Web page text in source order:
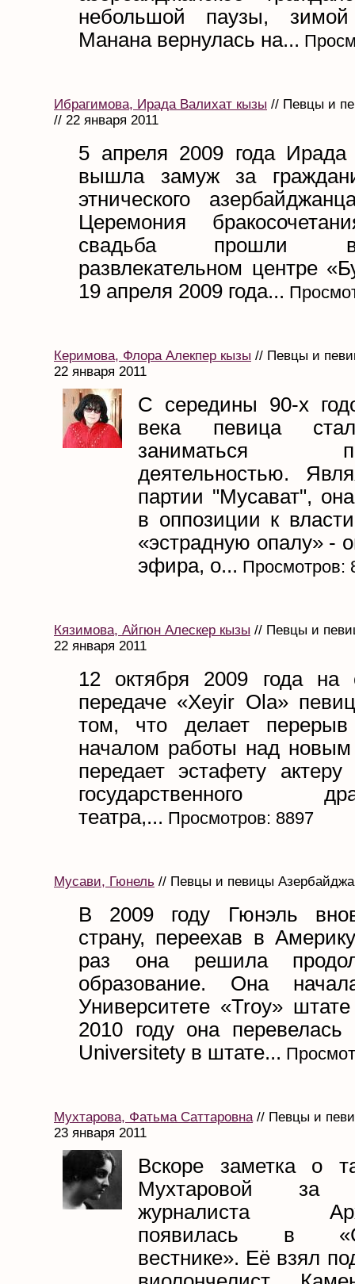
небольшой паузы,
Манана вернулась на...
Ибрагимова, Ирада Валихат кызы // Певцы и
// 22 января 2011
5 апреля 2009 года Ирада
вышла замуж за
этнического
Церемония
свадьба прошли
развлекательном центре
19 апреля 2009 года...
Керимова, Флора Алекпер кызы // Певцы и
22 января 2011
С середины 90-х
века певица
заниматься
деятельностью.
партии "Мусават",
в оппозиции к
«эстрадную опалу» -
эфира, о... Просмотров:
Кязимова, Айгюн Алескер кызы // Певцы и
22 января 2011
12 октября 2009 года на
передаче «Xeyir Ola»
том, что делает
началом работы над
передает эстафету актеру
государственного
театра,... Просмотров: 8897
Мусави, Гюнель // Певцы и певицы
В 2009 году Гюнэль
страну, переехав в
раз она решила
образование. Она
Университете «Troy»
2010 году она
Universitety в штате...
Мухтарова, Фатьма Саттаровна// Певцы и
23 января 2011
Вскоре заметка о
Мухтаровой за
журналиста
появилась в
вестнике». Её взял